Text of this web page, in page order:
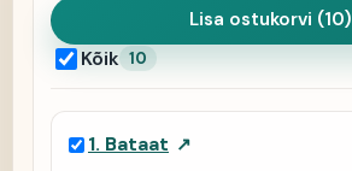
Kõik 10
Lisa ostukorvi (10)
1. Bataat ↗